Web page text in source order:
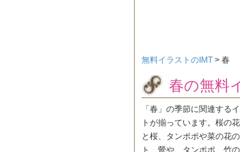
無料イラストのIMT > 春
春の無料
「春」の季節に関連する
トが揃っています。桜の
と桜、タンポポや菜の花
ト、鶯や、タンポポ、竹